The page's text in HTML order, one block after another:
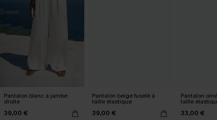
Pantalon blanc à jambe
droite
39,00 €
Pantalon beige fuselé à
taille élastique
39,00 €
Pantalon
taille
33,00 €